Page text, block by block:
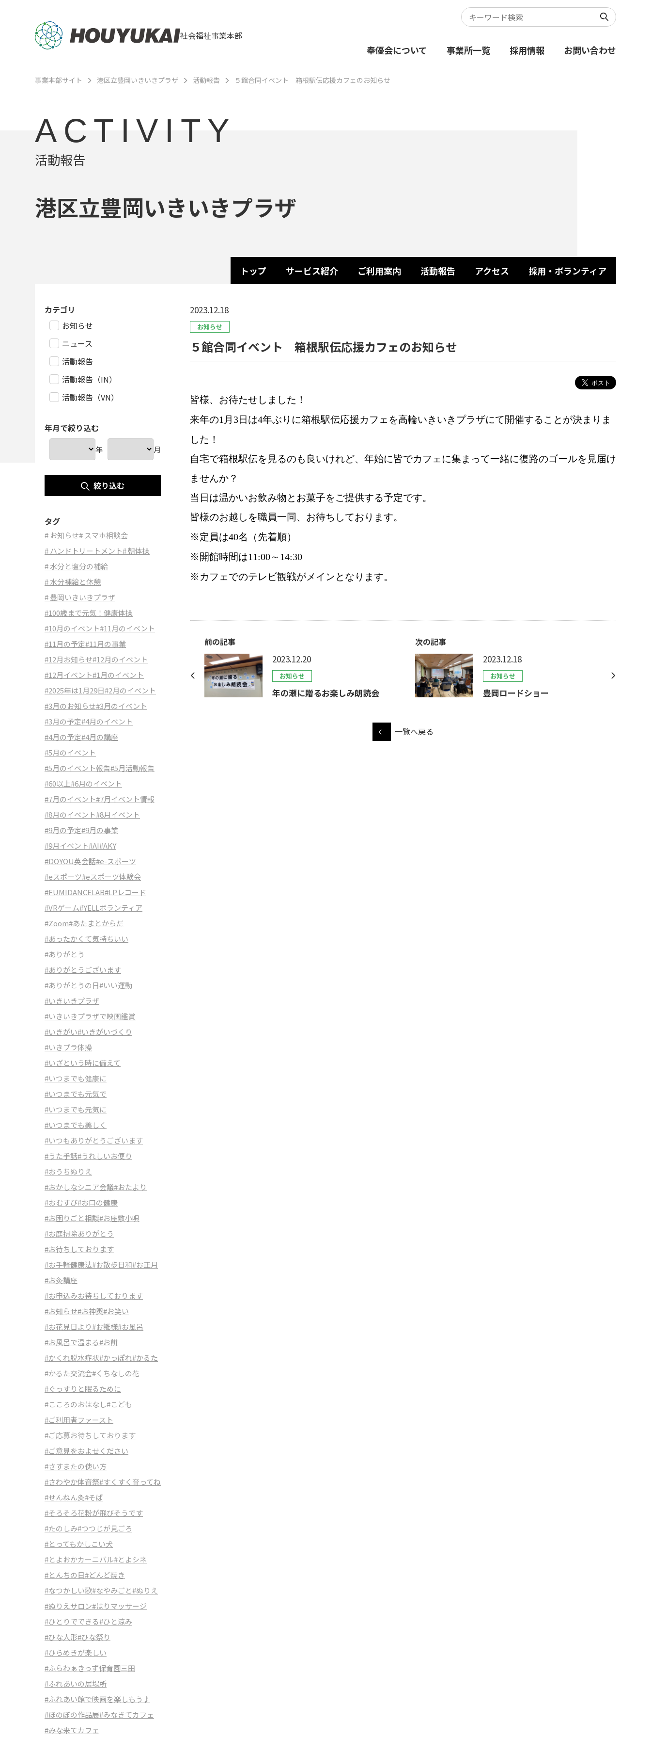
社会福祉事業本部
奉優会について 事業所一覧 採用情報 お問い合わせ
事業本部サイト 港区立豊岡いきいきプラザ 活動報告 ５館合同イベント 箱根駅伝応援カフェのお知らせ
ACTIVITY
活動報告
港区立豊岡いきいきプラザ
トップ サービス紹介 ご利用案内 活動報告 アクセス 採用・ボランティア
2023.12.18
お知らせ
５館合同イベント 箱根駅伝応援カフェのお知らせ
皆様、お待たせしました！
来年の1 月 3日は4年ぶりに箱根駅伝応援カフェを高輪いきいきプラザにて開催することが決まりま
した！
自宅で箱根駅伝を見るのも良いけれど、年始に皆でカフェに集まって一緒に復路のゴールを見届け
ませんか？
当日は温かいお飲み物とお菓子をご提供する予定です。
皆様のお越しを職員一同、お待ちしております。
※定員は40名（先着順）
※ 開館時間は11:00～ 14:30
※ カフェでのテレビ観戦がメインとなります。
前の記事
2023.12.20
お知らせ
年の瀬に贈るお楽しみ朗読会
次の記事
2023.12.18
お知らせ
豊岡ロードショー
一覧へ戻る
カテゴリ
お知らせ
ニュース
活動報告
活動報告（IN）
活動報告（VN）
年月で絞り込む
年 月
絞り込む
タグ
# お知らせ# スマホ相談会
# ハンドトリートメント# 朝体操
# 水分と塩分の補給
# 水分補給と休憩
# 豊岡いきいきプラザ
#100歳まで元気！健康体操
#10月のイベント#11月のイベント
#11月の予定#11月の事業
#12月お知らせ#12月のイベント
#12月イベント#1月のイベント
#2025年は1月29日#2月のイベント
#3月のお知らせ#3月のイベント
#3月の予定#4月のイベント
#4月の予定#4月の講座
#5月のイベント
#5月のイベント報告#5月活動報告
#60以上#6月のイベント
#7月のイベント#7月イベント情報
#8月のイベント#8月イベント
#9月の予定#9月の事業
#9月イベント#AI#AKY
#DOYOU英会話#e-スポーツ
#eスポーツ#eスポーツ体験会
#FUMIDANCELAB#LPレコード
#VRゲーム#YELLボランティア
#Zoom#あたまとからだ
#あったかくて気持ちいい
#ありがとう
#ありがとうございます
#ありがとうの日#いい運動
#いきいきプラザ
#いきいきプラザで映画鑑賞
#いきがい#いきがいづくり
#いきプラ体操
#いざという時に備えて
#いつまでも健康に
#いつまでも元気で
#いつまでも元気に
#いつまでも美しく
#いつもありがとうございます
#うた手話#うれしいお便り
#おうちぬりえ
#おかしなシニア会議#おたより
#おむすび#お口の健康
#お困りごと相談#お座敷小唄
#お庭掃除ありがとう
#お待ちしております
#お手軽健康法#お散歩日和#お正月
#お灸講座
#お申込みお待ちしております
#お知らせ#お神輿#お笑い
#お花見日より#お雛様#お風呂
#お風呂で温まる#お餅
#かくれ脱水症状#かっぽれ#かるた
#かるた交流会#くちなしの花
#ぐっすりと眠るために
#こころのおはなし#こども
#ご利用者ファースト
#ご応募お待ちしております
#ご意見をおよせください
#さすまたの使い方
#さわやか体育祭#すくすく育ってね
#せんねん灸#そば
#そろそろ花粉が飛びそうです
#たのしみ#つつじが見ごろ
#とってもかしこい犬
#とよおかカーニバル#とよシネ
#とんちの日#どんど焼き
#なつかしい歌#なやみごと#ぬりえ
#ぬりえサロン#はりマッサージ
#ひとりでできる#ひと涼み
#ひな人形#ひな祭り
#ひらめきが楽しい
#ふらわぁきっず保育園三田
#ふれあいの居場所
#ふれあい館で映画を楽しもう♪
#ほのぼの作品展#みなきてカフェ
#みな来てカフェ